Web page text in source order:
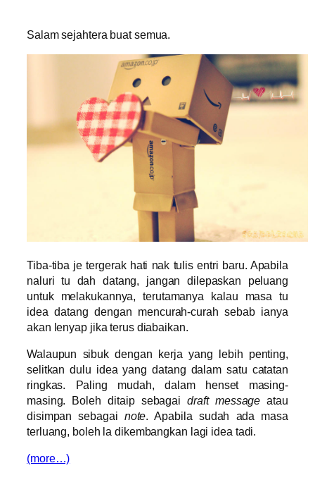
Salam sejahtera buat semua.
Tiba-tiba je tergerak hati nak tulis entri baru. Apabila
naluri tu dah datang, jangan dilepaskan peluang
untuk melakukannya, terutamanya kalau masa tu
idea datang dengan mencurah-curah sebab ianya
akan lenyap jika terus diabaikan.
Walaupun sibuk dengan kerja yang lebih penting,
selitkan dulu idea yang datang dalam satu catatan
ringkas. Paling mudah, dalam henset masing-
masing. Boleh ditaip sebagai draft message atau
disimpan sebagai note. Apabila sudah ada masa
terluang, boleh la dikembangkan lagi idea tadi.
(more…)